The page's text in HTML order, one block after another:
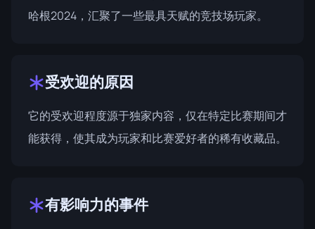
哈根2024，汇聚了一些最具天赋的竞技场玩家。
受欢迎的原因
它的受欢迎程度源于独家内容，仅在特定比赛期间才
能获得，使其成为玩家和比赛爱好者的稀有收藏品。
有影响力的事件